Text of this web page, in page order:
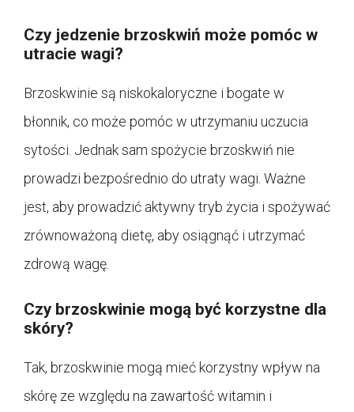
Czy jedzenie brzoskwiń może pomóc w
utracie wagi?
Brzoskwinie są niskokaloryczne i bogate w
błonnik, co może pomóc w utrzymaniu uczucia
sytości. Jednak sam spożycie brzoskwiń nie
prowadzi bezpośrednio do utraty wagi. Ważne
jest, aby prowadzić aktywny tryb życia i spożywać
zrównoważoną dietę, aby osiągnąć i utrzymać
zdrową wagę.
Czy brzoskwinie mogą być korzystne dla
skóry?
Tak, brzoskwinie mogą mieć korzystny wpływ na
skórę ze względu na zawartość witamin i